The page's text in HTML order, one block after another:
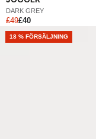
DARK GREY
£49£40
NEW
18 % FÖRSÄLJNING